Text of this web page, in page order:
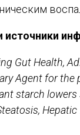
источники
Gut Health,
Agent for
starch lowers